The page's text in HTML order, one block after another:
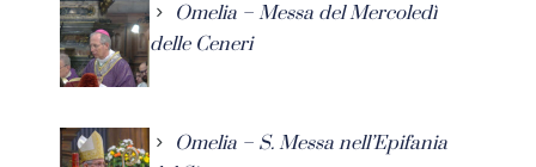
Omelia – Messa del Mercoledì
delle Ceneri
Omelia – S. Messa nell’Epifania